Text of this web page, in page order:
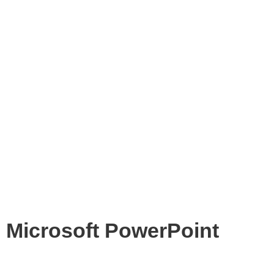
Microsoft PowerPoint